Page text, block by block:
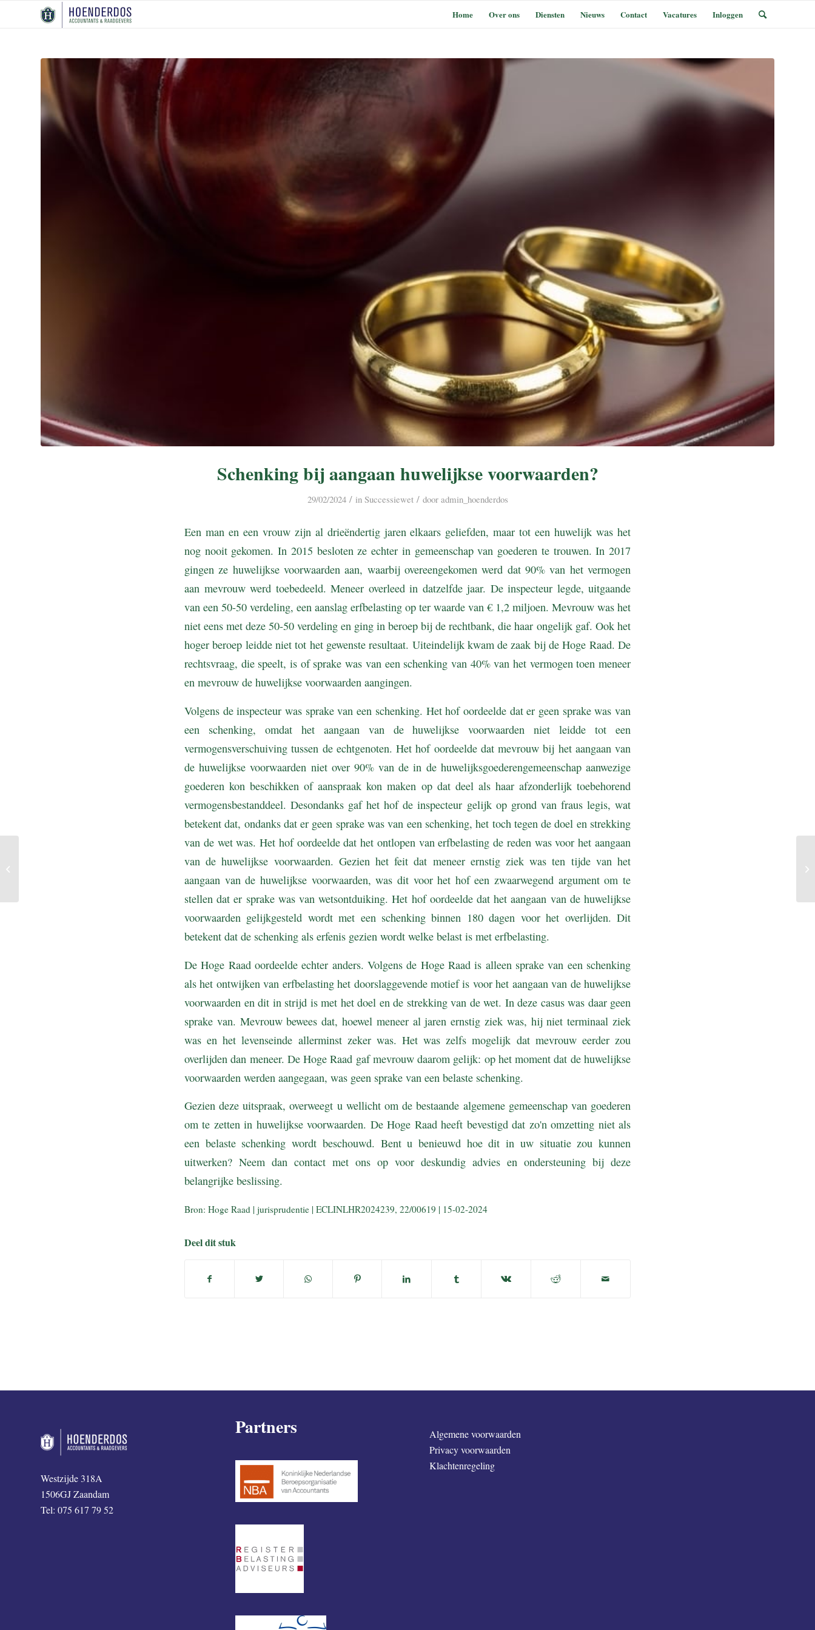
Home Over ons Diensten Nieuws Contact Vacatures Inloggen
Schenking bij aangaan huwelijkse voorwaarden?
29/02/2024 / in Successiewet / door admin_hoenderdos
Een man en een vrouw zijn al drieëndertig jaren elkaars geliefden, maar tot een huwelijk was het
nog nooit gekomen. In 2015 besloten ze echter in gemeenschap van goederen te trouwen. In 2017
gingen ze huwelijkse voorwaarden aan, waarbij overeengekomen werd dat 90% van het vermogen
aan mevrouw werd toebedeeld. Meneer overleed in datzelfde jaar. De inspecteur legde, uitgaande
van een 50-50 verdeling, een aanslag erfbelasting op ter waarde van € 1,2 miljoen. Mevrouw was het
niet eens met deze 50-50 verdeling en ging in beroep bij de rechtbank, die haar ongelijk gaf. Ook het
hoger beroep leidde niet tot het gewenste resultaat. Uiteindelijk kwam de zaak bij de Hoge Raad. De
rechtsvraag, die speelt, is of sprake was van een schenking van 40% van het vermogen toen meneer
en mevrouw de huwelijkse voorwaarden aangingen.
Volgens de inspecteur was sprake van een schenking. Het hof oordeelde dat er geen sprake was van
een schenking, omdat het aangaan van de huwelijkse voorwaarden niet leidde tot een
vermogensverschuiving tussen de echtgenoten. Het hof oordeelde dat mevrouw bij het aangaan van
de huwelijkse voorwaarden niet over 90% van de in de huwelijksgoederengemeenschap aanwezige
goederen kon beschikken of aanspraak kon maken op dat deel als haar afzonderlijk toebehorend
vermogensbestanddeel. Desondanks gaf het hof de inspecteur gelijk op grond van fraus legis, wat
betekent dat, ondanks dat er geen sprake was van een schenking, het toch tegen de doel en strekking
van de wet was. Het hof oordeelde dat het ontlopen van erfbelasting de reden was voor het aangaan
van de huwelijkse voorwaarden. Gezien het feit dat meneer ernstig ziek was ten tijde van het
aangaan van de huwelijkse voorwaarden, was dit voor het hof een zwaarwegend argument om te
stellen dat er sprake was van wetsontduiking. Het hof oordeelde dat het aangaan van de huwelijkse
voorwaarden gelijkgesteld wordt met een schenking binnen 180 dagen voor het overlijden. Dit
betekent dat de schenking als erfenis gezien wordt welke belast is met erfbelasting.
De Hoge Raad oordeelde echter anders. Volgens de Hoge Raad is alleen sprake van een schenking
als het ontwijken van erfbelasting het doorslaggevende motief is voor het aangaan van de huwelijkse
voorwaarden en dit in strijd is met het doel en de strekking van de wet. In deze casus was daar geen
sprake van. Mevrouw bewees dat, hoewel meneer al jaren ernstig ziek was, hij niet terminaal ziek
was en het levenseinde allerminst zeker was. Het was zelfs mogelijk dat mevrouw eerder zou
overlijden dan meneer. De Hoge Raad gaf mevrouw daarom gelijk: op het moment dat de huwelijkse
voorwaarden werden aangegaan, was geen sprake van een belaste schenking.
Gezien deze uitspraak, overweegt u wellicht om de bestaande algemene gemeenschap van goederen
om te zetten in huwelijkse voorwaarden. De Hoge Raad heeft bevestigd dat zo'n omzetting niet als
een belaste schenking wordt beschouwd. Bent u benieuwd hoe dit in uw situatie zou kunnen
uitwerken? Neem dan contact met ons op voor deskundig advies en ondersteuning bij deze
belangrijke beslissing.
Bron: Hoge Raad | jurisprudentie | ECLINLHR2024239, 22/00619 | 15-02-2024
Deel dit stuk
Westzijde 318A
1506GJ Zaandam
Tel: 075 617 79 52
Partners
Algemene voorwaarden
Privacy voorwaarden
Klachtenregeling